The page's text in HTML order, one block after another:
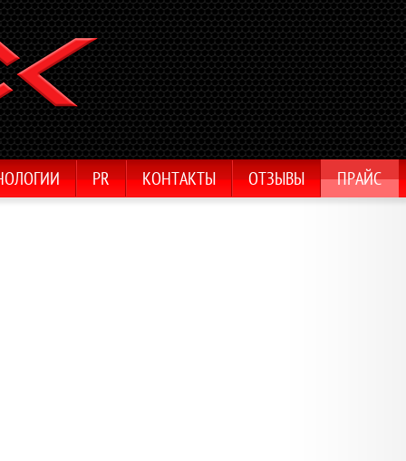
PR КОНТАКТЫ ОТЗЫВЫ ПРАЙС